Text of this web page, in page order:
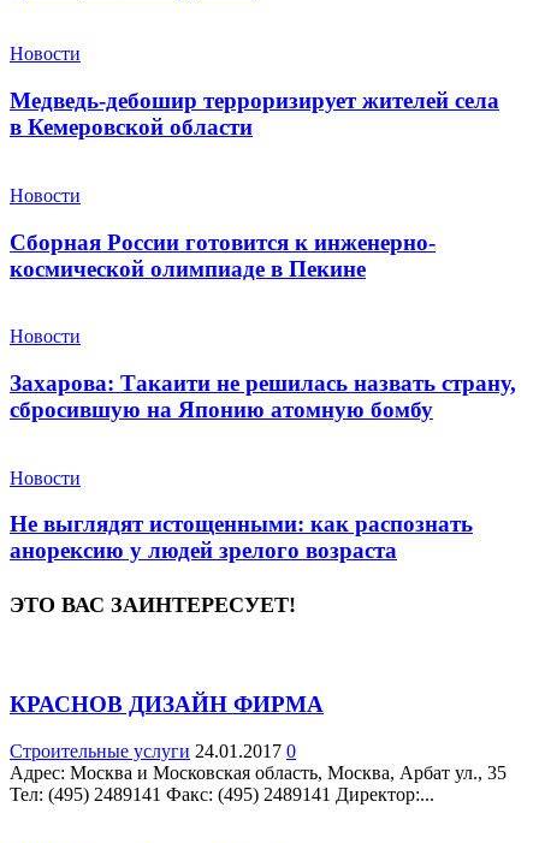
Новости
Медведь-дебошир терроризирует жителей села
в Кемеровской области
Новости
Сборная России готовится к инженерно-
космической олимпиаде в Пекине
Новости
Захарова: Такаити не решилась назвать страну,
сбросившую на Японию атомную бомбу
Новости
Не выглядят истощенными: как распознать
анорексию у людей зрелого возраста
ЭТО ВАС ЗАИНТЕРЕСУЕТ!
КРАСНОВ ДИЗАЙН ФИРМА
Строительные услуги 24.01.2017 0
Адрес: Москва и Московская область, Москва, Арбат ул., 35
Teл: (495) 2489141 Факс: (495) 2489141 Директор:...